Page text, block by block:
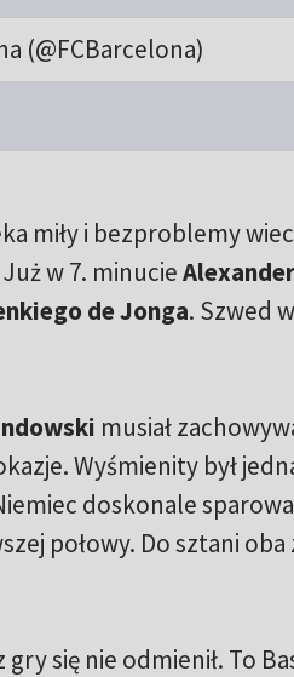
(@FCBarcelona)
miły i bezproblemy
w 7. minucie
de Jonga. Szwed
musiał
Wyśmienity był
doskonale
połowy. Do sztani oba
się nie odmienił. To